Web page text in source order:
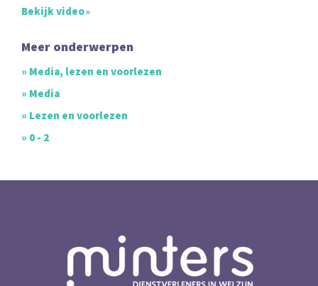
Bekijk video
Meer onderwerpen
» Media, lezen en voorlezen
» Media
» Lezen en voorlezen
» 0 - 2